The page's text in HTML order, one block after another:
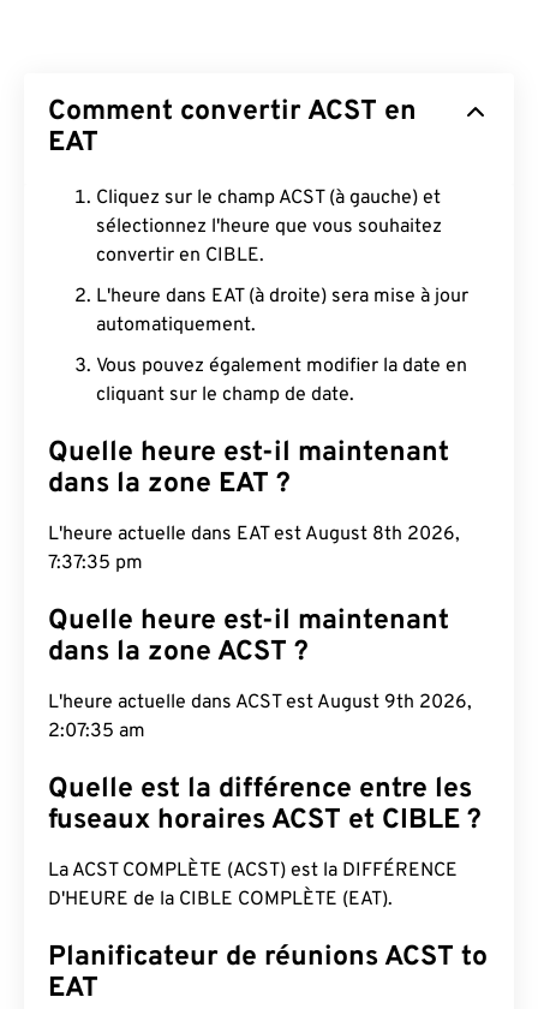
Comment convertir ACST en
EAT
Cliquez sur le champ ACST (à gauche) et
sélectionnez l'heure que vous souhaitez
convertir en CIBLE.
L'heure dans EAT (à droite) sera mise à jour
automatiquement.
Vous pouvez également modifier la date en
cliquant sur le champ de date.
Quelle heure est-il maintenant
dans la zone EAT ?
L'heure actuelle dans EAT est August 8th 2026,
7:37:36 pm
Quelle heure est-il maintenant
dans la zone ACST ?
L'heure actuelle dans ACST est August 9th 2026,
2:07:36 am
Quelle est la différence entre les
fuseaux horaires ACST et CIBLE ?
La ACST COMPLÈTE (ACST) est la DIFFÉRENCE
D'HEURE de la CIBLE COMPLÈTE (EAT).
Planificateur de réunions ACST to
EAT